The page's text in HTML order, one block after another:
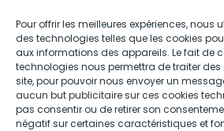
Pour offrir les meilleures expériences, nous
des technologies telles que les cookies
aux informations des appareils. Le fait de
technologies nous permettra de traiter
site, pour pouvoir nous envoyer un
aucun but publicitaire sur ces cookies
pas consentir ou de retirer son
négatif sur certaines caractéristiques et
Kit média
Kit média Bleu Tomate
Nous suivre